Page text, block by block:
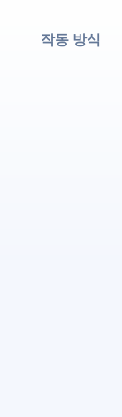
작동 방식